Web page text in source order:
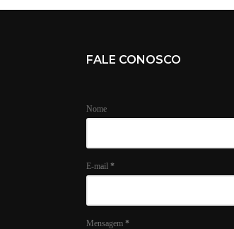
FALE CONOSCO
Nome
E-mail *
Mensagem *